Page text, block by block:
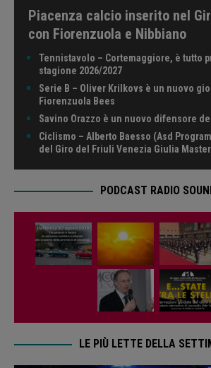
Piacenza calcio inserito nel
con Fiorenzuola e Nibbiano
Tennistavolo – Cortemaggiore, è tutto
stagione 2026/2027
Serie B – Oliver Krilkovs è un nuovo
Fiorenzuola Bees
Savino Orazzo è un nuovo difensore
Ciclismo – Alberto Baesso (Asd
del Giro del Friuli Venezia Giulia Master
PODCAST RADIO
LE PIÙ LETTE DELLA